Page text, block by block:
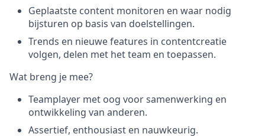
Geplaatste content monitoren en waar nodig
bijsturen op basis van doelstellingen.
Trends en nieuwe features in contentcreatie
volgen, delen met het team en toepassen.
Wat breng je mee?
Teamplayer met oog voor samenwerking en
ontwikkeling van anderen.
Assertief, enthousiast en nauwkeurig.